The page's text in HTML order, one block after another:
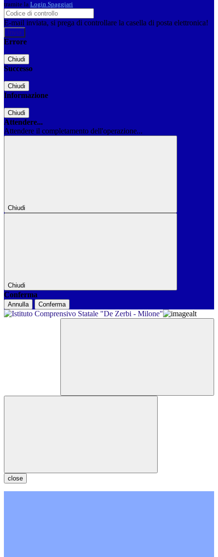
tramite la Login Spaggiari
E-mail inviata, si prega di controllare la casella di posta elettronica!
Errore
Chiudi
Successo
Chiudi
Informazione
Chiudi
Attendere...
Attendere il completamento dell'operazione...
Chiudi
Chiudi
Conferma
Annulla Conferma
close